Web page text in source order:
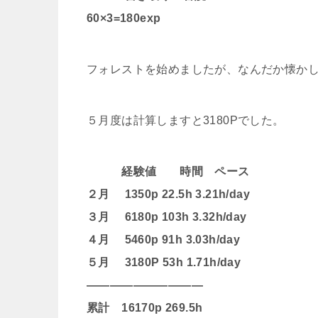
60×3=180exp
フォレストを始めましたが、なんだか懐か
５月度は計算しますと3180Pでした。
経験値 時間 ペース
２月 1350p 22.5h 3.21h/day
３月 6180p 103h 3.32h/day
４月 5460p 91h 3.03h/day
５月 3180P 53h 1.71h/day
——————————
累計 16170p 269.5h